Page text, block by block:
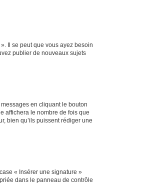
Il se peut que vous ayez besoin
publier de nouveaux sujets
en cliquant le bouton
affichera le nombre de fois que
bien qu’ils puissent rédiger une
« Insérer une signature »
dans le panneau de contrôle